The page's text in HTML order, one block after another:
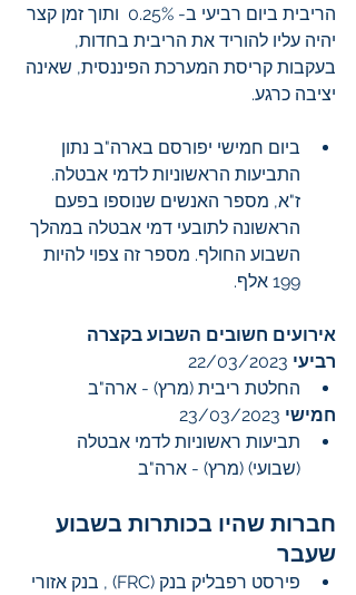
הריבית ביום רביעי ב- 0.25%  ותוך זמן קצר
יהיה עליו להוריד את הריבית בחדות,
בעקבות קריסת המערכת הפיננסית, שאינה
יציבה כרגע.
ביום חמישי יפורסם בארה"ב נתון
התביעות הראשוניות לדמי אבטלה.
ז"א, מספר האנשים שנוספו בפעם
הראשונה לתובעי דמי אבטלה במהלך
השבוע החולף. מספר זה צפוי להיות
199 אלף.
אירועים חשובים השבוע בקצרה
רביעי 22/03/2023
החלטת ריבית (מרץ) - ארה"ב
חמישי
תביעות ראשוניות לדמי אבטלה
(שבועי) (מרץ) - ארה"ב
חברות שהיו בכותרות בשבוע
שעבר
פירסט רפבליק בנק (FRC) , בנק אזורי